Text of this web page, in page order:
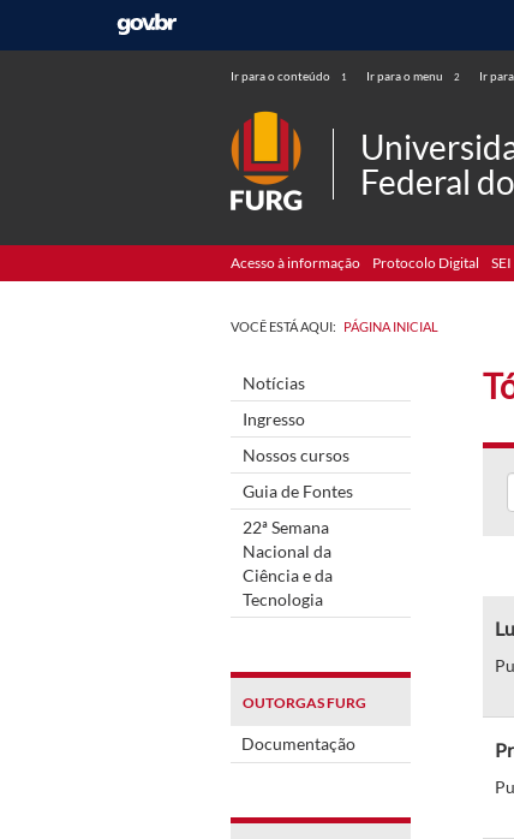
Ir para o conteúdo 1 Ir para o menu 2 Ir
Federal
Acesso à informação Protocolo Digital SEI
VOCÊ ESTÁ AQUI: PÁGINA INICIAL
Notícias
Ingresso
Nossos cursos
Guia de Fontes
22ª Semana
Nacional da
Ciência e da
Tecnologia
OUTORGAS FURG
Documentação